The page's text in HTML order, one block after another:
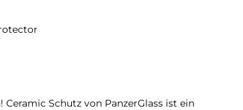
Schutz von PanzerGlass ist ein